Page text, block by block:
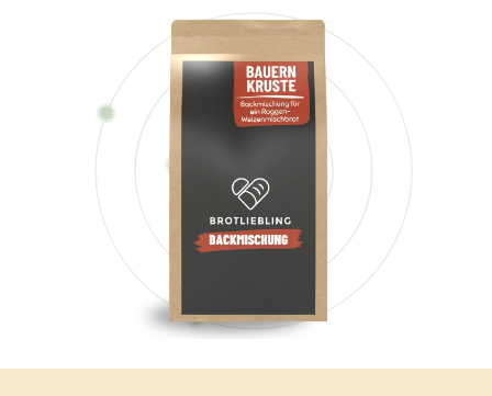
Brot. Es sorgt für eine saftige
Krume, eine dunklere Farbe und
unterstreicht das herzhafte
Aroma.